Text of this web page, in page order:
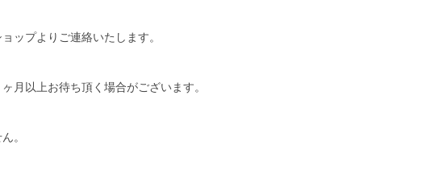
ップよりご連絡いたします。
月以上お待ち頂く場合がございます。
。